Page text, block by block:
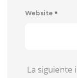
Website *
La siguiente